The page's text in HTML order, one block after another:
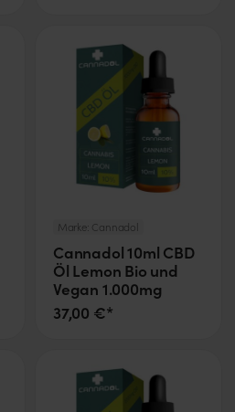
Marke: Cannadol
Cannadol 10ml CBD
Öl Lemon Bio und
Vegan 1.000mg
37,00 €*